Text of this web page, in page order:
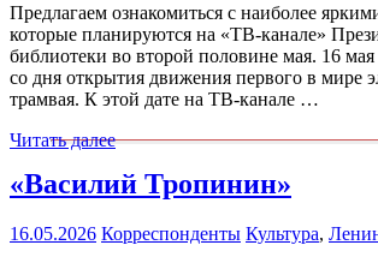
Предлагаем ознакомиться с наиболее
которые планируются на «ТВ-канале»
библиотеки во второй половине мая. 16 мая
со дня открытия движения первого в мире
трамвая. К этой дате на ТВ-канале …
Читать далее
«Василий Тропинин»
16.05.2026 Корреспонденты Культура,